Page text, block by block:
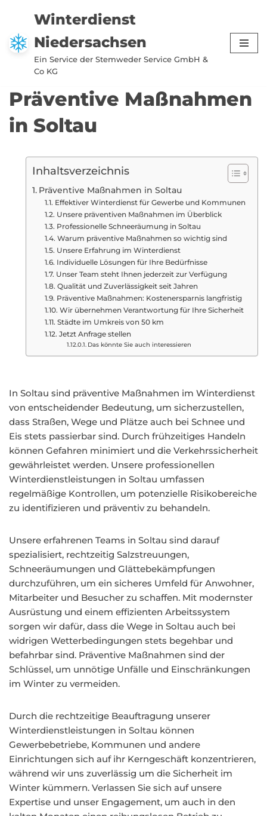
Zum
Inhalt
springen
Winterdienst
Niedersachsen
Ein Service der Stemweder Service GmbH &
Co KG
Präventive Maßnahmen
in Soltau
Inhaltsverzeichnis
Präventive Maßnahmen in Soltau
Effektiver Winterdienst für Gewerbe und Kommunen
Unsere präventiven Maßnahmen im Überblick
Professionelle Schneeräumung in Soltau
Warum präventive Maßnahmen so wichtig sind
Unsere Erfahrung im Winterdienst
Individuelle Lösungen für Ihre Bedürfnisse
Unser Team steht Ihnen jederzeit zur Verfügung
Qualität und Zuverlässigkeit seit Jahren
Präventive Maßnahmen: Kostenersparnis langfristig
Wir übernehmen Verantwortung für Ihre Sicherheit
Städte im Umkreis von 50 km
Jetzt Anfrage stellen
Das könnte Sie auch interessieren
In Soltau sind präventive Maßnahmen im Winterdienst
von entscheidender Bedeutung, um sicherzustellen,
dass Straßen, Wege und Plätze auch bei Schnee und
Eis stets passierbar sind. Durch frühzeitiges Handeln
können Gefahren minimiert und die Verkehrssicherheit
gewährleistet werden. Unsere professionellen
Winterdienstleistungen in Soltau umfassen
regelmäßige Kontrollen, um potenzielle Risikobereiche
zu identifizieren und präventiv zu behandeln.
Unsere erfahrenen Teams in Soltau sind darauf
spezialisiert, rechtzeitig Salzstreuungen,
Schneeräumungen und Glättebekämpfungen
durchzuführen, um ein sicheres Umfeld für Anwohner,
Mitarbeiter und Besucher zu schaffen. Mit modernster
Ausrüstung und einem effizienten Arbeitssystem
sorgen wir dafür, dass die Wege in Soltau auch bei
widrigen Wetterbedingungen stets begehbar und
befahrbar sind. Präventive Maßnahmen sind der
Schlüssel, um unnötige Unfälle und Einschränkungen
im Winter zu vermeiden.
Durch die rechtzeitige Beauftragung unserer
Winterdienstleistungen in Soltau können
Gewerbebetriebe, Kommunen und andere
Einrichtungen sich auf ihr Kerngeschäft konzentrieren,
während wir uns zuverlässig um die Sicherheit im
Winter kümmern. Verlassen Sie sich auf unsere
Expertise und unser Engagement, um auch in den